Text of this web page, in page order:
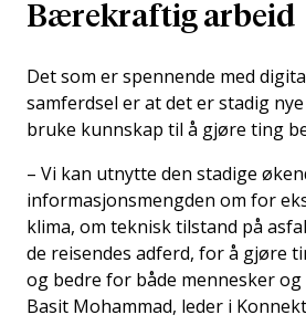
Bærekraftig arbeid
Det som er spennende med
samferdsel er at det er stadig
bruke kunnskap til å gjøre ting
– Vi kan utnytte den stadige
informasjonsmengden om for
klima, om teknisk tilstand på
de reisendes adferd, for å gjøre
og bedre for både mennesker
Basit Mohammad, leder i